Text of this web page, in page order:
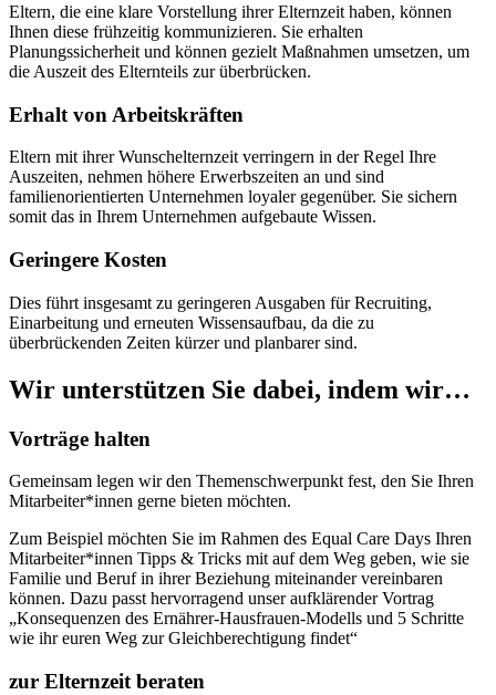
Eltern, die eine klare Vorstellung ihrer Elternzeit haben, können
Ihnen diese frühzeitig kommunizieren. Sie erhalten
Planungssicherheit und können gezielt Maßnahmen umsetzen, um
die Auszeit des Elternteils zur überbrücken.
Erhalt von Arbeitskräften
Eltern mit ihrer Wunschelternzeit verringern in der Regel Ihre
Auszeiten, nehmen höhere Erwerbszeiten an und sind
familienorientierten Unternehmen loyaler gegenüber. Sie sichern
somit das in Ihrem Unternehmen aufgebaute Wissen.
Geringere Kosten
Dies führt insgesamt zu geringeren Ausgaben für Recruiting,
Einarbeitung und erneuten Wissensaufbau, da die zu
überbrückenden Zeiten kürzer und planbarer sind.
Wir unterstützen Sie dabei, indem wir…
Vorträge halten
Gemeinsam legen wir den Themenschwerpunkt fest, den Sie Ihren
Mitarbeiter*innen gerne bieten möchten.
Zum Beispiel möchten Sie im Rahmen des Equal Care Days Ihren
Mitarbeiter*innen Tipps & Tricks mit auf dem Weg geben, wie sie
Familie und Beruf in ihrer Beziehung miteinander vereinbaren
können. Dazu passt hervorragend unser aufklärender Vortrag
„Konsequenzen des Ernährer-Hausfrauen-Modells und 5 Schritte
wie ihr euren Weg zur Gleichberechtigung findet“
zur Elternzeit beraten